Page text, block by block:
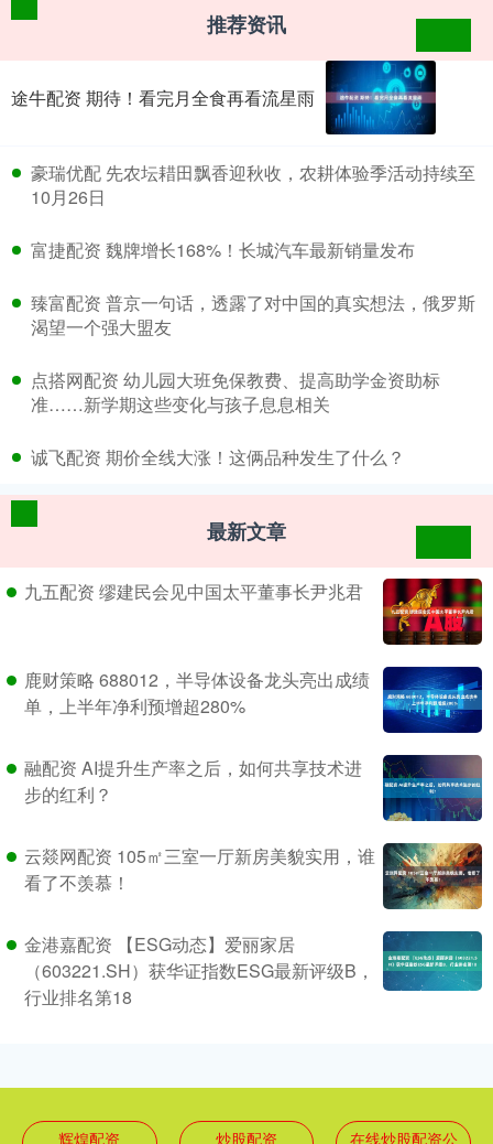
推荐资讯
途牛配资 期待！看完月全食再看流星雨
​豪瑞优配 先农坛耤田飘香迎秋收，农耕体验季活动持续至
10月26日
​富捷配资 魏牌增长168%！长城汽车最新销量发布
​臻富配资 普京一句话，透露了对中国的真实想法，俄罗斯
渴望一个强大盟友
​点搭网配资 幼儿园大班免保教费、提高助学金资助标
准……新学期这些变化与孩子息息相关
​诚飞配资 期价全线大涨！这俩品种发生了什么？
最新文章
九五配资 缪建民会见中国太平董事长尹兆君
鹿财策略 688012，半导体设备龙头亮出成绩
单，上半年净利预增超280%
融配资 AI提升生产率之后，如何共享技术进
步的红利？
云燚网配资 105㎡三室一厅新房美貌实用，谁
看了不羡慕！
金港嘉配资 【ESG动态】爱丽家居
（603221.SH）获华证指数ESG最新评级B，
行业排名第18
辉煌配资 炒股配资 在线炒股配资公